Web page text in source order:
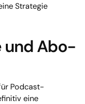
Strategie
und Abo-
Podcast-
eine